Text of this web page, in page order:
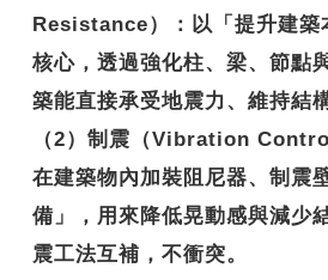
Resistance）：以「提升建築
核心，透過強化柱、梁、節點
築能直接承受地震力、維持結
（2）制震（Vibration
在建築物內加裝阻尼器、制震
備」，用來降低晃動感與減少
震工法互補，不衝突。